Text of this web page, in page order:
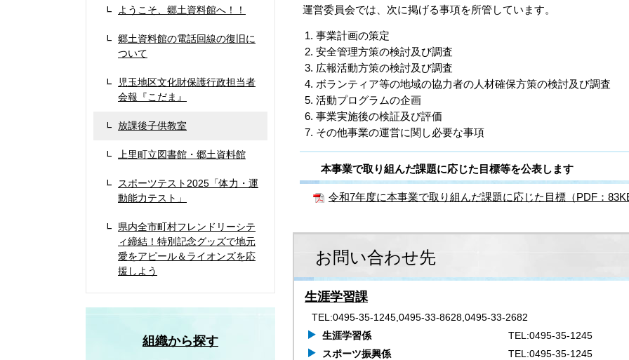
ようこそ、郷土資料館へ！！
郷土資料館の電話回線の復旧に
ついて
児玉地区文化財保護行政担当者
会報『こだま』
放課後子供教室
上里町立図書館・郷土資料館
スポーツテスト2025「体力・運
動能力テスト」
県内全市町村フレンドリーシテ
ィ締結！特別記念グッズで地元
愛をアピール＆ライオンズを応
援しよう
組織から探す
運営委員会では、次に掲げる事項を所管しています。
事業計画の策定
安全管理方策の検討及び調査
広報活動方策の検討及び調査
ボランティア等の地域の協力者の人材確保方策の検討及び調査
活動プログラムの企画
事業実施後の検証及び評価
その他事業の運営に関し必要な事項
本事業で取り組んだ課題に応じた目標等を公表します
令和7年度に本事業で取り組んだ課題に応じた目標（PDF：
お問い合わせ先
生涯学習課
TEL:0495-35-1245,0495-33-8628,0495-33-2682
生涯学習係
TEL:0495-35-1245
スポーツ振興係
TEL:0495-35-1245